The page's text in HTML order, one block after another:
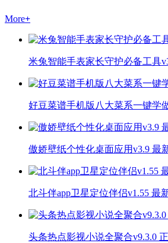
More+
米兔智能手表家长守护必备工具
好豆菜谱手机版八大菜系一键学
傲娇壁纸个性化桌面应用v3.9 最
北斗伴app卫星定位伴侣v1.55 最
头条热点影视小说全聚合v9.3.0